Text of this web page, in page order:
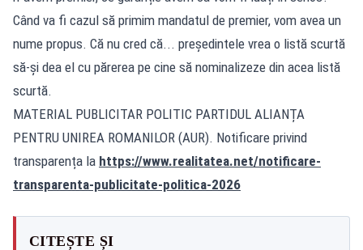
Când va fi cazul să primim mandatul de premier, vom avea un
nume propus. Că nu cred că... președintele vrea o listă scurtă
să-și dea el cu părerea pe cine să nominalizeze din acea listă
scurtă.
MATERIAL PUBLICITAR POLITIC PARTIDUL ALIANȚA
PENTRU UNIREA ROMANILOR (AUR). Notificare privind
transparența la https://www.realitatea.net/notificare-
transparenta-publicitate-politica-2026
CITEȘTE ȘI